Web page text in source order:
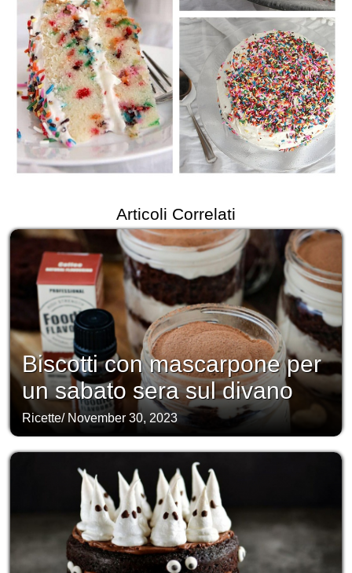
Articoli Correlati
Biscotti con mascarpone per
un sabato sera sul divano
Ricette/ November 30, 2023